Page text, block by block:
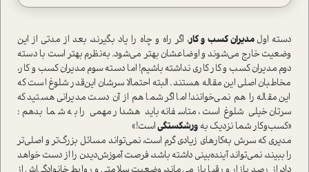
دسته اول مدیران کسب و کار، اگر راه و چاه را یاد بگیرند، بعد از مدتی از این
وضعیت خارج می‌شوند و اوضاعشان بهتر می‌شود. به‌نظرم بهتر ا‌ست با دسته
دوم مدیران کسب و کار کاری نداشته باشیم! اما دسته سوم مدیران کسب و کار،
مخاطبان اصلی این مقاله هستند‌. البته احتمالا سرشان این‌قدر شلوغ ا‌ست که
این مقاله را هم نمی‌خوانند! اما اگر شما هم از آن دست مدیرانی هستید که
سرتان خیلی شلوغ ا‌ست، متاسفانه باید هشدار مهمی را به شما بدهم:
«کسب‌وکار شما نزدیک به ورشکستگیا‌ست!»
مدیری که سرش به‌کارهای زیادی گرم ا‌ست، نمی‌تواند مسائل بزرگ‌تر و اصلی‌تر
را ببیند، نمی‌تواند آینده‌بینی داشته باشد، فرصت آموزش‌دیدن را از دست خواهد